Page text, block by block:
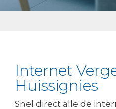
Internet
Huissignies
Snel direct alle de